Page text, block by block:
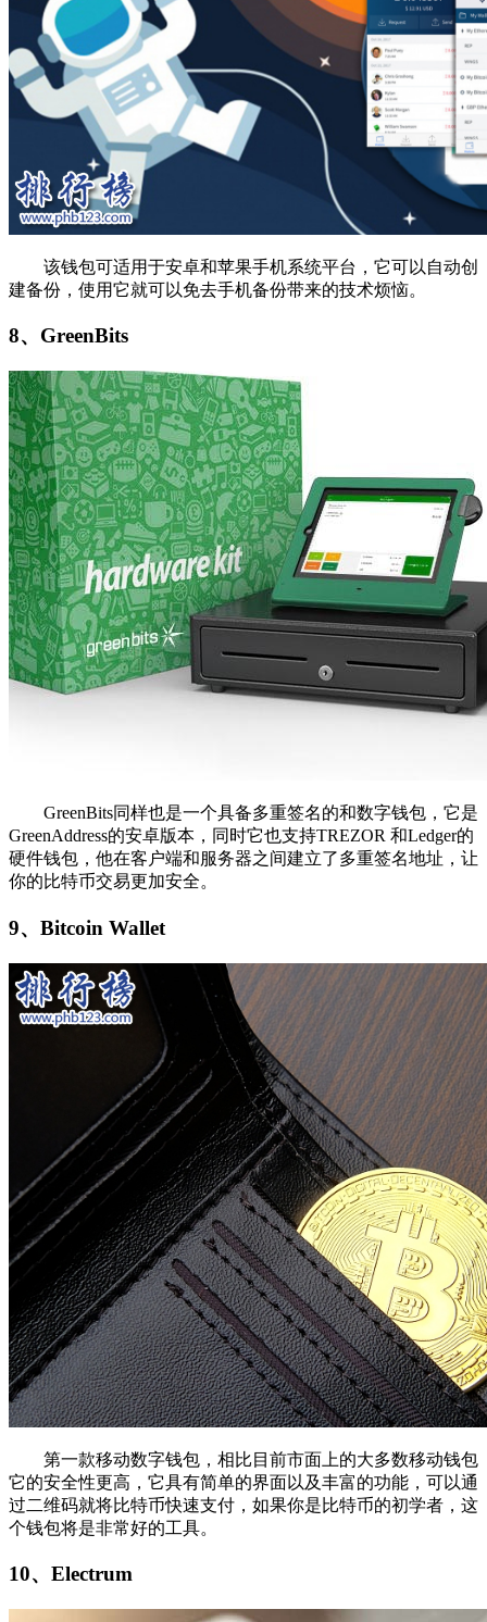
该钱包可适用于安卓和苹果手机系统平台，它可以自动创
建备份，使用它就可以免去手机备份带来的技术烦恼。
8、GreenBits
GreenBits同样也是一个具备多重签名的和数字钱包，它是
GreenAddress的安卓版本，同时它也支持TREZOR 和Ledger的
硬件钱包，他在客户端和服务器之间建立了多重签名地址，让
你的比特币交易更加安全。
9、Bitcoin Wallet
第一款移动数字钱包，相比目前市面上的大多数移动钱包
它的安全性更高，它具有简单的界面以及丰富的功能，可以通
过二维码就将比特币快速支付，如果你是比特币的初学者，这
个钱包将是非常好的工具。
10、Electrum